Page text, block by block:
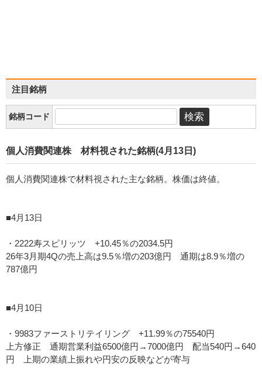
注目銘柄
銘柄コード
個人消費関連株 材料視された銘柄(4月13日)
個人消費関連株で材料視された主な銘柄。株価は終値。
■4月13日
・2222寿スピリッツ +10.45％の2034.5円
26年3月期4Qの売上高は9.5％増の203億円 通期は8.9％増の
787億円
■4月10日
・9983ファーストリテイリング +11.99％の75540円
上方修正 通期営業利益6500億円→7000億円 配当540円→640
円 上期の業績上振れや円安の反映などが寄与